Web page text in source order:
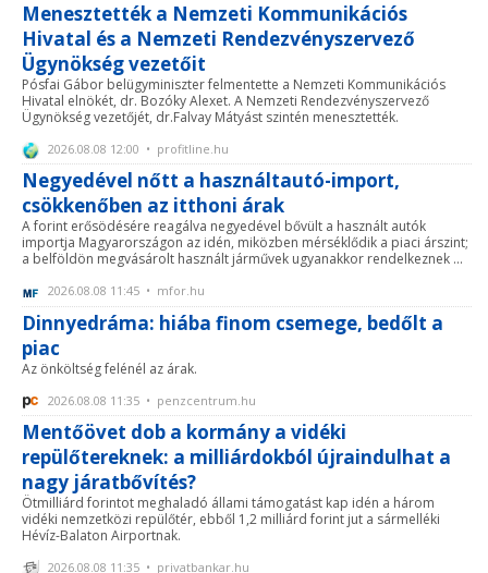
Menesztették a Nemzeti Kommunikációs
Hivatal és a Nemzeti Rendezvényszervező
Ügynökség vezetőit
Pósfai Gábor belügyminiszter felmentette a Nemzeti Kommunikációs
Hivatal elnökét, dr. Bozóky Alexet. A Nemzeti Rendezvényszervező
Ügynökség vezetőjét, dr.Falvay Mátyást szintén menesztették.
2026.08.08 12:00 • profitline.hu
Negyedével nőtt a használtautó-import,
csökkenőben az itthoni árak
A forint erősödésére reagálva negyedével bővült a használt autók
importja Magyarországon az idén, miközben mérséklődik a piaci árszint;
a belföldön megvásárolt használt járművek ugyanakkor rendelkeznek ...
2026.08.08 11:45 • mfor.hu
Dinnyedráma: hiába finom csemege, bedőlt a
piac
Az önköltség felénél az árak.
2026.08.08 11:35 • penzcentrum.hu
Mentőövet dob a kormány a vidéki
repülőtereknek: a milliárdokból újraindulhat a
nagy járatbővítés?
Ötmilliárd forintot meghaladó állami támogatást kap idén a három
vidéki nemzetközi repülőtér, ebből 1,2 milliárd forint jut a sármelléki
Hévíz-Balaton Airportnak.
2026.08.08 11:35 • privatbankar.hu